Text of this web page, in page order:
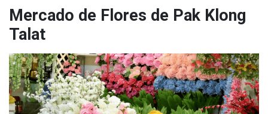
Mercado de Flores de Pak Klong
Talat